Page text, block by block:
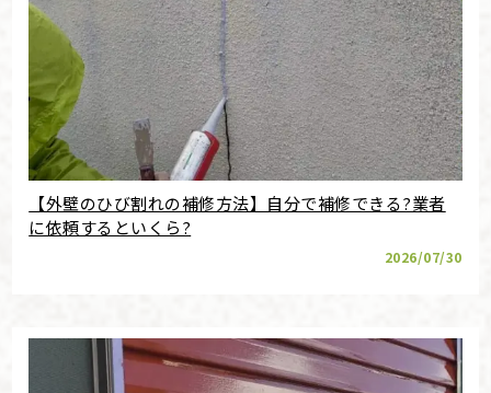
【外壁のひび割れの補修方法】自分で補修できる?業者
に依頼するといくら?
2026/07/30